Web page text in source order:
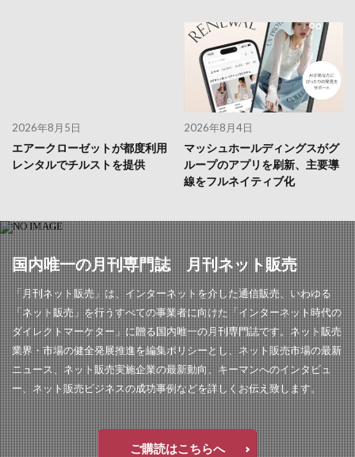
2026年8月5日
エアークローゼットが都度利用
レンタルでチルストを提供
2026年8月4日
マッシュホールディングスがグ
ループのアプリを刷新、主要導
線をフルネイティブ化
国内唯一の月刊専門誌 月刊ネット販売
「月刊ネット販売」は、インターネットを介した通信販売、いわゆる
「ネット販売」を行うすべての事業者に向けた「インターネット時代の
ダイレクトマーケター」に贈る国内唯一の月刊専門誌です。ネット販売
業界・市場の健全発展推進を編集ポリシーとし、ネット販売市場の最新
ニュース、ネット販売実施企業の最新動向、キーマンへのインタビュ
ー、ネット販売ビジネスの成功事例などを詳しくお伝え致します。
ご購読はこちらへ